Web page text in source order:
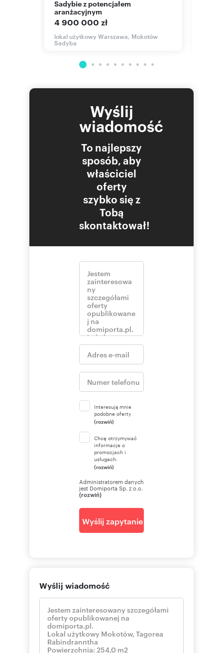
Sadybie z potencjałem
aranżacyjnym
4 900 000 zł
lokal użytkowy Warszawa, Mokotów
Sadyba
Wyślij
wiadomość
To najlepszy
sposób, aby
właściciel
oferty
szybko się z
Tobą
skontaktował!
Interesują mnie
podobne oferty
(rozwiń)
Chcę otrzymywać
informacje o
promocjach i
usługach.
(rozwiń)
Administratorem danych
jest Domiporta Sp. z o.o.
(rozwiń)
Wyślij zapytanie
Wyślij wiadomość